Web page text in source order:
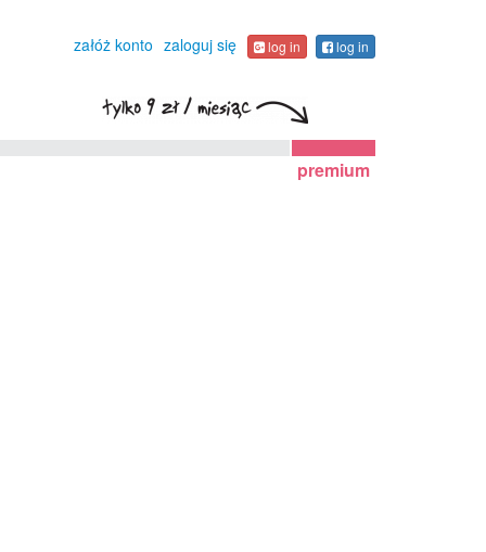
załóż konto zaloguj się log in log in
premium